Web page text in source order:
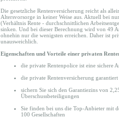
Die gesetzliche Rentenversicherung reicht als
Altersvorsorge in keiner Weise aus. Aktuell bei
(Verhältnis Rente - durchschnittlichen
sinken. Und bei dieser Berechnung wird von 49
ohnehin nur die wenigsten erreichen. Daher ist
unausweichlich.
Eigenschaften und Vorteile einer privaten
die private Rentenpolice ist eine sichere
die private Rentenversicherung garantiert
sichern Sie sich den Garantiezins von
Überschussbeteiligungen
Sie finden bei uns die Top-Anbieter mit
100 Gesellschaften